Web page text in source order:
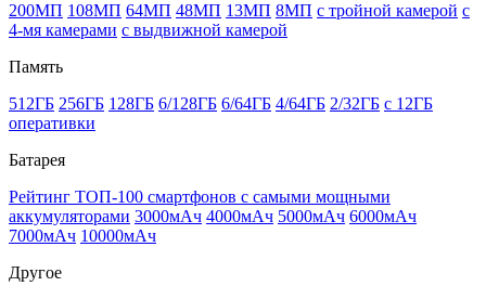
200МП 108МП 64МП 48МП 13МП 8МП с тройной камерой с
4-мя камерами с выдвижной камерой
Память
512ГБ 256ГБ 128ГБ 6/128ГБ 6/64ГБ 4/64ГБ 2/32ГБ с 12ГБ
оперативки
Батарея
Рейтинг ТОП-100 смартфонов с самыми мощными
аккумуляторами 3000мАч 4000мАч 5000мАч 6000мАч
7000мАч 10000мАч
Другое